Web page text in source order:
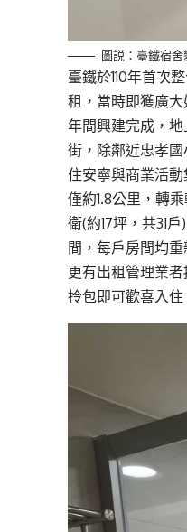
圖説：臺鐵宿舍
臺鐵於110年首次
租，當時即獲廣
年間興建完成，
街，除鄰近忠孝
住安寧與商業活
僅約1.8公里，轉
衛(約17坪，共31
間，每戶房間均
更有出租管理業
拎包即可歡喜入